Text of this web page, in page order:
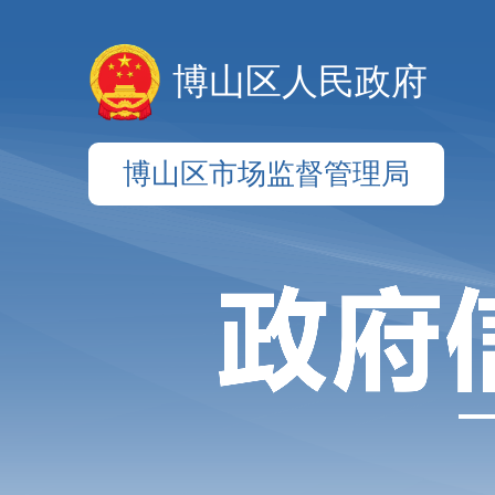
博山区人民政府
博山区市场监督管理局